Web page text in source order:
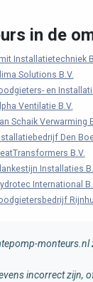
in de
Installatietechniek
Solutions B.V.
en
Ventilatie B.V.
Schaik Verwarming
Den
B.V.
Installaties
International
monteurs.nl
incorrect zijn,